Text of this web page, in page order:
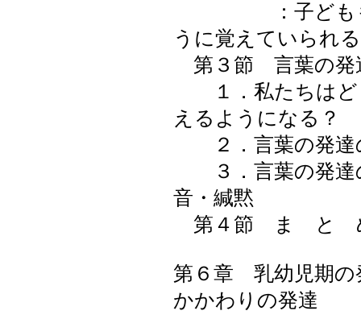
：子どもも
うに覚えていられ
第３節 言葉の発
１．私たちはど
えるようになる？
２．言葉の発達
３．言葉の発達
音・緘黙
第４節 ま と
第６章 乳幼児期
かかわりの発達